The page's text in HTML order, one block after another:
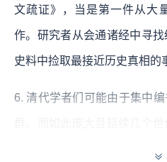
文疏证》，当是第一件从大
作。研究者从会通诸经中寻
史料中捡取最接近历史真相的
6. 清代学者们可能由于集中